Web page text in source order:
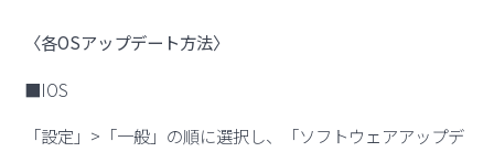
〈各OSアップデート方法〉
■IOS
「設定」>「一般」の順に選択し、「ソフトウェアアップデ